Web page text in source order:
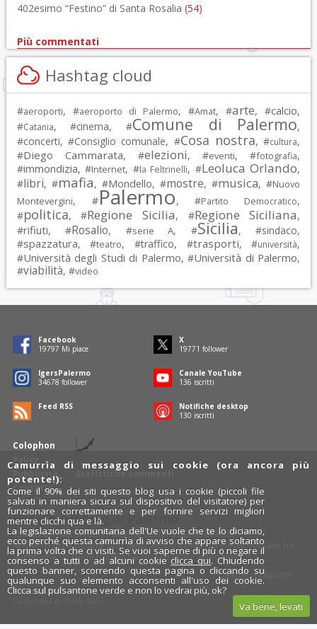
402esimo “Festino” di Santa Rosalia (54)
Più commentati
Hashtag cloud
#aeroporti, #aeroporto di Palermo, #Amat, #arte, #calcio,
#Catania, #cinema, #Comune di Palermo,
#concerti, #Consiglio comunale, #Cosa nostra, #cultura,
#Diego Cammarata, #elezioni, #eventi, #fotografia,
#immondizia, #Internet, #la Feltrinelli, #Leoluca Orlando,
#libri, #mafia, #Mondello, #mostre, #musica, #Nuovo
Montevergini, #Palermo, #Partito Democratico,
#politica, #Regione Sicilia, #Regione Siciliana,
#rifiuti, #Rosalio, #serie A, #Sicilia, #sindaco,
#spazzatura, #teatro, #traffico, #trasporti, #università,
#Università degli Studi di Palermo, #Università di Palermo,
#viabilità, #video
Colophon
Policy
Pubblicità
Contatti
Statistiche commenti
Facebook
19797 Mi piace
X
19771 follower
IgersPalermo
34678 follower
Canale YouTube
136 iscritti
Feed RSS
Notifiche desktop
130 iscritti
Rosalio è il blog di Palermo
754 autoriraccontano Palermo dal loro punto di vista.
Anche tu puoi essere uno degli autori: inviaci un' e-mail. Rosalio ha
anche una sezionefotobloge una sezionevideoblog.
Designcut&paste
Rosalio.it
x
Instagram
Camurrìa di messaggio sui cookie (ora ancora più
potente!):
Come il 90% dei siti questo blog usa i cookie (piccoli file
salvati in maniera sicura sul dispositivo del visitatore) per
funzionare correttamente e per fornire servizi migliori
mentre clicchi qua e là.
La legislazione comunitaria dell'Ue vuole che te lo diciamo,
ecco perché questa camurrìa di avviso che appare soltanto
la prima volta che ci visiti. Se vuoi saperne di più o negare il
consenso a tutti o ad alcuni cookie clicca qui. Chiudendo
questo banner, scorrendo questa pagina o cliccando su
qualunque suo elemento acconsenti all'uso dei cookie.
Clicca sul pulsantone verde e non lo vedrai più, ok?
Va bene, levati